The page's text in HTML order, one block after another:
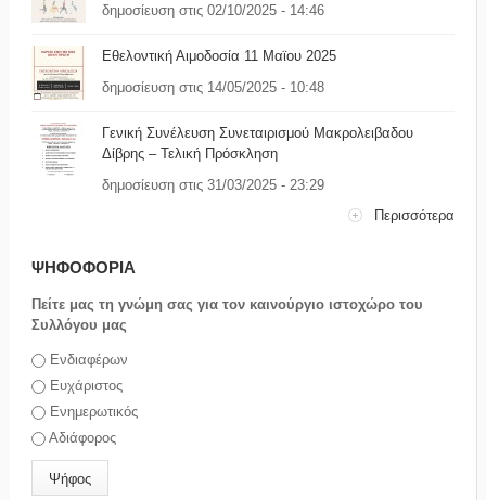
δημοσίευση στις 02/10/2025 - 14:46
Εθελοντική Αιμοδοσία 11 Μαϊου 2025
δημοσίευση στις 14/05/2025 - 10:48
Γενική Συνέλευση Συνεταιρισμού Μακρολειβαδου
Δίβρης – Τελική Πρόσκληση
δημοσίευση στις 31/03/2025 - 23:29
Περισσότερα
ΨΗΦΟΦΟΡΙΑ
Πείτε μας τη γνώμη σας για τον καινούργιο ιστοχώρο του
Συλλόγου μας
Επιλογές
Ενδιαφέρων
Ευχάριστος
Ενημερωτικός
Αδιάφορος